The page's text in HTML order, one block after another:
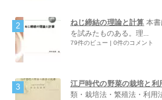
ねじ締結の理論と計算 本
を試みたものある。理...
79件のビュー 0件のコメント
江戸時代の野菜の栽培と利
類・栽培法・繁殖法・利用